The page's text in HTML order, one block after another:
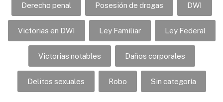
Derecho penal Posesión de drogas DWI
Victorias en DWI Ley Familiar Ley Federal
Victorias notables Daños corporales
Delitos sexuales Robo Sin categoría